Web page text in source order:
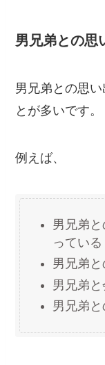
男兄弟との思
男兄弟との思
とが多いです。
例えば、
男兄弟
っている
男兄弟
男兄弟
男兄弟